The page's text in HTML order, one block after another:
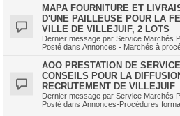
MAPA FOURNITURE ET
D'UNE PAILLEUSE POUR LA
VILLE DE VILLEJUIF, 2 LOTS
Dernier message par Service Marchés
Posté dans Annonces - Marchés à
AOO PRESTATION DE
CONSEILS POUR LA
RECRUTEMENT DE VILLEJUIF
Dernier message par Service Marchés
Posté dans Annonces-Procédures